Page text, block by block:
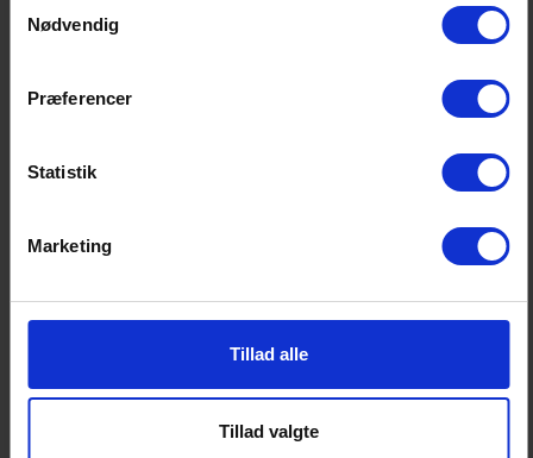
Nødvendig
Præferencer
Statistik
Marketing
Tillad alle
Tillad valgte
nemlig i form af kursreguleringer, hvilket Bankresearch
for de korte flex-obligationer med en positiv kupon-rente
på 1 procent, men en negativ effektiv rente inklusive
normalt med en positiv kupon-rente på 1 procent.
øjeblikket til en kurs omkring 104. Disse obligationer
ca. -0,3 procent (efter tillæg af kuponrenten på 1